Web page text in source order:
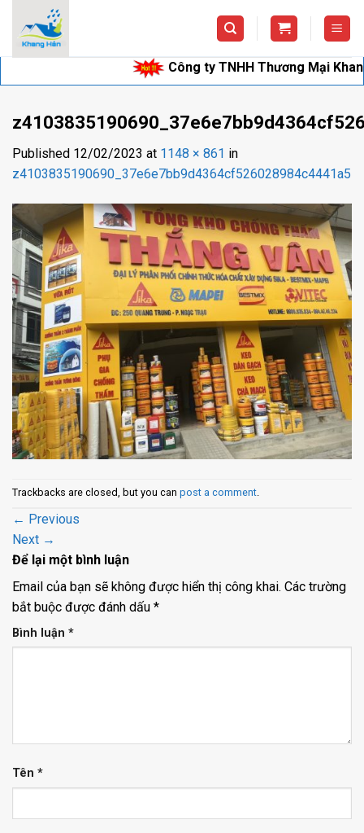
content
Công ty TNHH Thương Mại
Published 12/02/2023 at 1148 × 861 in
z4103835190690_37e6e7bb9d4364cf526028984c4441a5
Trackbacks are closed, but you can post a comment
← Previous
Next →
Để lại một bình luận
Email của bạn sẽ không được hiển thị công khai. Các trường
bắt buộc được đánh dấu *
Bình luận *
Tên *